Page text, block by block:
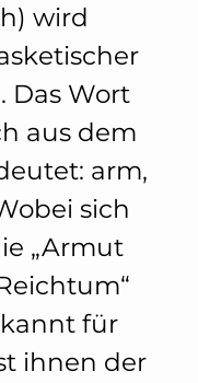
wird
Das Wort
aus dem
arm,
sich
„Armut
für
ihnen der